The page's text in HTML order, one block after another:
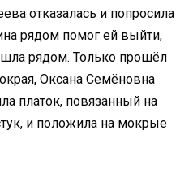
отказалась и попросила
рядом помог ей выйти,
рядом. Только прошёл
Оксана Семёновна
платок, повязанный на
и положила на мокрые